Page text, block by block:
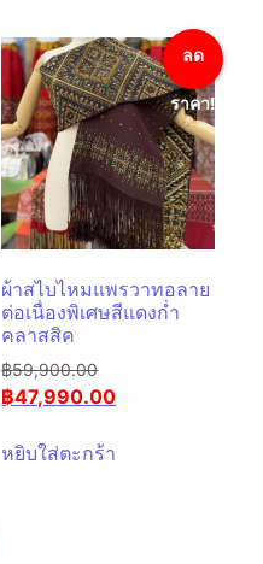
ลด
ราคา!
ผ้าสไบไหมแพรวาทอลาย
ต่อเนื่องพิเศษสีแดงก่ำ
คลาสสิค
฿59,900.00
฿47,990.00
หยิบใส่ตะกร้า